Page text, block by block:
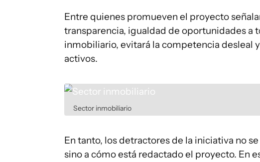
Entre quienes promueven el proyecto
transparencia, igualdad de oportunidades a
inmobiliario, evitará la competencia desleal
activos.
Sector inmobiliario
En tanto, los detractores de la iniciativa no
sino a cómo está redactado el proyecto. En